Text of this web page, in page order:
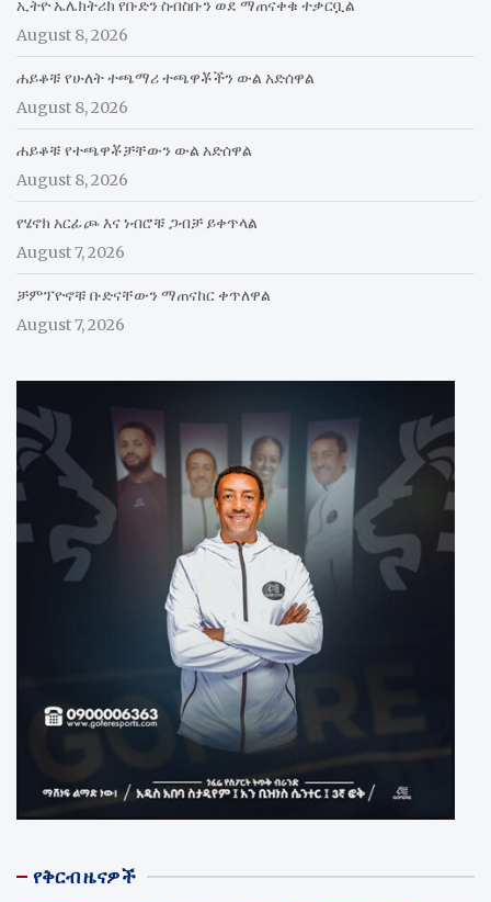
ኢትዮ ኤሌክትሪክ የቡድን ስብስቡን ወደ ማጠናቀቁ ተቃርቧል
August 8, 2026
ሐይቆቹ የሁለት ተጫማሪ ተጫዋቾችን ውል አድሰዋል
August 8, 2026
ሐይቆቹ የተጫዋቾቻቸውን ውል አድሰዋል
August 8, 2026
የሄኖክ አርፊጮ እና ነብሮቹ ጋብቻ ይቀጥላል
August 7, 2026
ቻምፕዮኖቹ ቡድናቸውን ማጠናከር ቀጥለዋል
August 7, 2026
የቅርብ ዜናዎች